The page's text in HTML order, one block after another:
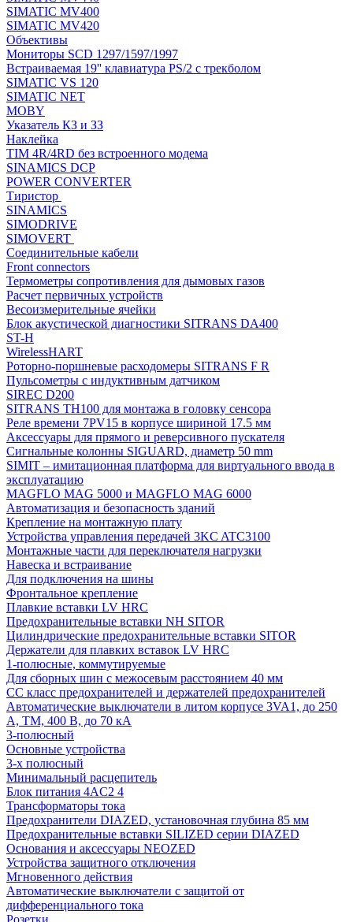
SIMATIC MV400
SIMATIC MV420
Объективы
Мониторы SCD 1297/1597/1997
Встраиваемая 19'' клавиатура PS/2 с трекболом
SIMATIC VS 120
SIMATIC NET
MOBY
Указатель КЗ и ЗЗ
Наклейка
TIM 4R/4RD без встроенного модема
SINAMICS DCP
POWER CONVERTER
Тиристор
SINAMICS
SIMODRIVE
SIMOVERT
Соединительные кабели
Front connectors
Термометры сопротивления для дымовых газов
Расчет первичных устройств
Весоизмерительные ячейки
Блок акустической диагностики SITRANS DA400
ST-H
WirelessHART
Роторно-поршневые расходомеры SITRANS F R
Пульсометры с индуктивным датчиком
SIREC D200
SITRANS TH100 для монтажа в головку сенсора
Реле времени 7PV15 в корпусе шириной 17.5 мм
Аксессуары для прямого и реверсивного пускателя
Сигнальные колонны SIGUARD, диаметр 50 mm
SIMIT – имитационная платформа для виртуального ввода в
эксплуатацию
MAGFLO MAG 5000 и MAGFLO MAG 6000
Автоматизация и безопасность зданий
Крепление на монтажную плату
Устройства управления передачей 3KC ATC3100
Монтажные части для переключателя нагрузки
Навеска и встраивание
Для подключения на шины
Фронтальное крепление
Плавкие вставки LV HRC
Предохранительные вставки NH SITOR
Цилиндрические предохранительные вставки SITOR
Держатели для плавких вставок LV HRC
1-полюсные, коммутируемые
Для сборных шин с межосевым расстоянием 40 мм
СС класс предохранителей и держателей предохранителей
Автоматические выключатели в литом корпусе 3VA1, до 250
А, TM, 400 В, до 70 кА
3-полюсный
Основные устройства
3-х полюсный
Минимальный расцепитель
Блок питания 4AC2 4
Трансформаторы тока
Предохранители DIAZED, установочная глубина 85 мм
Предохранительные вставки SILIZED серии DIAZED
Основания и аксессуары NEOZED
Устройства защитного отключения
Мгновенного действия
Автоматические выключатели с защитой от
дифференциального тока
Розетки